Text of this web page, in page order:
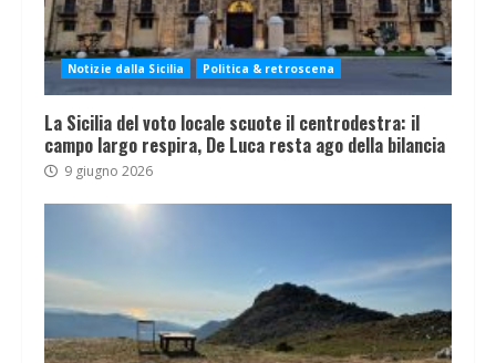
Notizie dalla Sicilia Politica & retroscena
La Sicilia del voto locale scuote il centrodestra: il
campo largo respira, De Luca resta ago della bilancia
9 giugno 2026